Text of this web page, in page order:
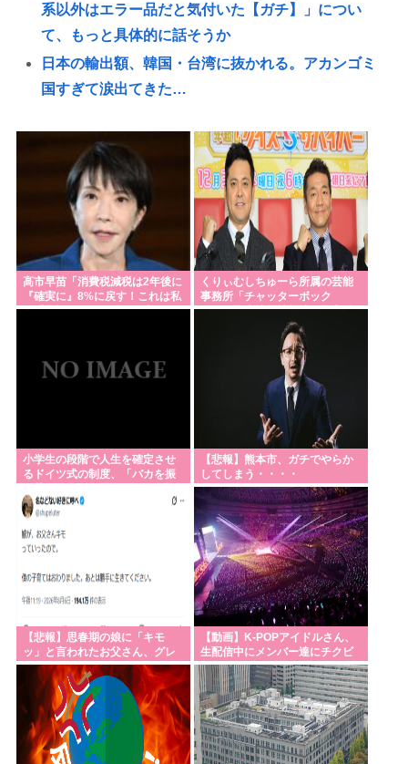
系以外はエラー品だと気付いた【ガチ】」につい
て、もっと具体的に話そうか
日本の輸出額、韓国・台湾に抜かれる。アカンゴミ
国すぎて涙出てきた…
立候補の表明は1人目:東京新聞
奈須きのこさん、円形脱毛症になっていた…
【高市朗報】日本の自殺者数、無茶苦茶減って史上
初の2万人割れ。無茶苦茶生きやすい国になってる件
www
「核兵器をなくすキーワードは『人間らしさ』」 ピ
ースボート畠山澄子さんが語った、核のある世界を
水道水を飲むの止めた結果⋯
米国雇用統計、非農業部門雇用者数 (前月比)結果:-2.3
万人予想:+8.0万人、失業率結果:+4.1%予想:+4.2%、
【熊本地震】避難者の食生活、改善急務=調理できず
「パン飽き飽き」-断水なお3万戸超
【サッカー】スペイン代表MFロドリ、レアル入り目
前から一転、バルサ加入へ 現地メディア伝える 4年
契約で年俸55億円準備
Powered by livedoor 相互RSS
高市早苗「消費税減税は2年後に
『確実に』8%に戻す！これは私
の『覚悟』だ！最後まで責任を
くりぃむしちゅーら所属の芸能
事務所「チャッターボック
ス」、熊本地震被災地に災害義
小学生の段階で人生を確定させ
るドイツ式の制度、「バカを振
れていた結果……
【悲報】熊本市、ガチでやらか
してしまう・・・・
【悲報】思春期の娘に「キモ
ッ」と言われたお父さん、グレ
る
【動画】K-POPアイドルさん、
生配信中にメンバー達にチクビ
を弄られてしまう